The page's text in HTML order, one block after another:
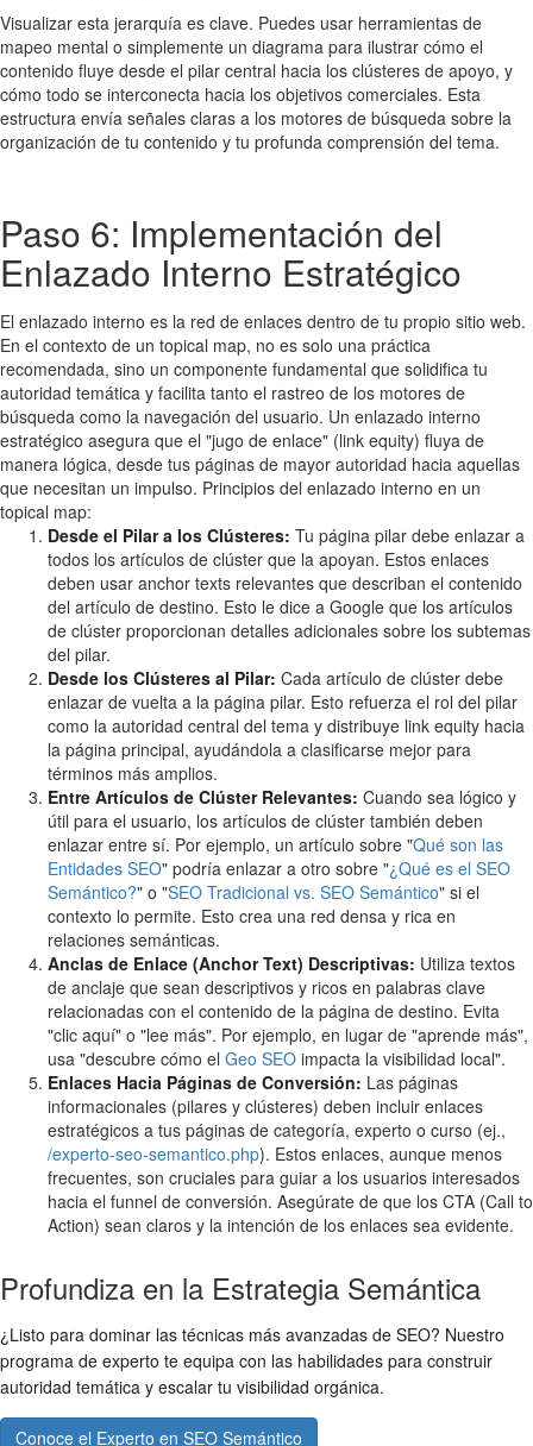
Visualizar esta jerarquía es clave. Puedes usar herramientas de
mapeo mental o simplemente un diagrama para ilustrar cómo el
contenido fluye desde el pilar central hacia los clústeres de apoyo, y
cómo todo se interconecta hacia los objetivos comerciales. Esta
estructura envía señales claras a los motores de búsqueda sobre la
organización de tu contenido y tu profunda comprensión del tema.
Paso 6: Implementación del
Enlazado Interno Estratégico
El enlazado interno es la red de enlaces dentro de tu propio sitio web.
En el contexto de un topical map, no es solo una práctica
recomendada, sino un componente fundamental que solidifica tu
autoridad temática y facilita tanto el rastreo de los motores de
búsqueda como la navegación del usuario. Un enlazado interno
estratégico asegura que el "jugo de enlace" (link equity) fluya de
manera lógica, desde tus páginas de mayor autoridad hacia aquellas
que necesitan un impulso. Principios del enlazado interno en un
topical map:
Desde el Pilar a los Clústeres: Tu página pilar debe enlazar a
todos los artículos de clúster que la apoyan. Estos enlaces
deben usar anchor texts relevantes que describan el contenido
del artículo de destino. Esto le dice a Google que los artículos
de clúster proporcionan detalles adicionales sobre los subtemas
del pilar.
Desde los Clústeres al Pilar: Cada artículo de clúster debe
enlazar de vuelta a la página pilar. Esto refuerza el rol del pilar
como la autoridad central del tema y distribuye link equity hacia
la página principal, ayudándola a clasificarse mejor para
términos más amplios.
Entre Artículos de Clúster Relevantes: Cuando sea lógico y
útil para el usuario, los artículos de clúster también deben
enlazar entre sí. Por ejemplo, un artículo sobre "Qué son las
Entidades SEO" podría enlazar a otro sobre "¿Qué es el SEO
Semántico?" o "SEO Tradicional vs. SEO Semántico" si el
contexto lo permite. Esto crea una red densa y rica en
relaciones semánticas.
Anclas de Enlace (Anchor Text) Descriptivas: Utiliza textos
de anclaje que sean descriptivos y ricos en palabras clave
relacionadas con el contenido de la página de destino. Evita
"clic aquí" o "lee más". Por ejemplo, en lugar de "aprende más",
usa "descubre cómo el Geo SEO impacta la visibilidad local".
Enlaces Hacia Páginas de Conversión: Las páginas
informacionales (pilares y clústeres) deben incluir enlaces
estratégicos a tus páginas de categoría, experto o curso (ej.,
/experto-seo-semantico.php). Estos enlaces, aunque menos
frecuentes, son cruciales para guiar a los usuarios interesados
hacia el funnel de conversión. Asegúrate de que los CTA (Call to
Action) sean claros y la intención de los enlaces sea evidente.
Profundiza en la Estrategia Semántica
¿Listo para dominar las técnicas más avanzadas de SEO? Nuestro
programa de experto te equipa con las habilidades para construir
autoridad temática y escalar tu visibilidad orgánica.
Conoce el Experto en SEO Semántico